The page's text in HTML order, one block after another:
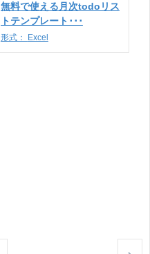
無料で使える月次todoリス
トテンプレート･･･
形式： Excel